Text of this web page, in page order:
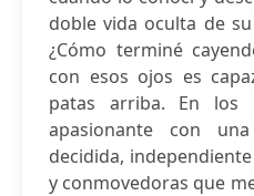
doble vida oculta de
¿Cómo terminé
con esos ojos es
patas arriba. En los
apasionante con
decidida,
y conmovedoras que